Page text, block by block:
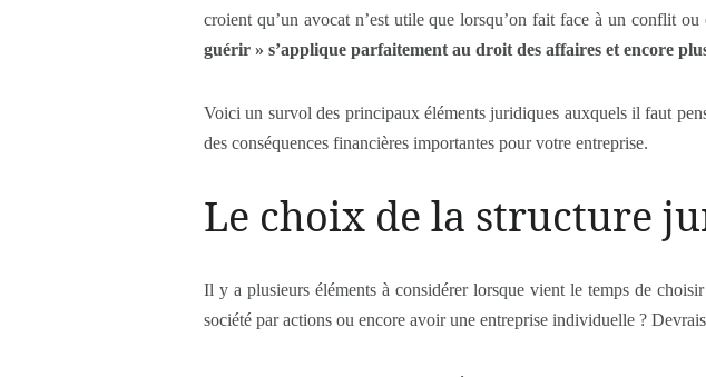
croient qu’un avocat n’est utile que lorsqu’on fait face à un conflit
guérir » s’applique parfaitement au droit des affaires et encore
Voici un survol des principaux éléments juridiques auxquels il faut
des conséquences financières importantes pour votre entreprise.
Le choix de la structure
Il y a plusieurs éléments à considérer lorsque vient le temps de
société par actions ou encore avoir une entreprise individuelle ?